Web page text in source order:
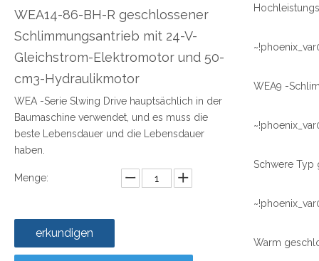
WEA14-86-BH-R geschlossener
Schlimmungsantrieb mit 24-V-
Gleichstrom-Elektromotor und 50-
cm3-Hydraulikmotor
WEA -Serie Slwing Drive hauptsächlich in der
Baumaschine verwendet, und es muss die
beste Lebensdauer und die Lebensdauer
haben.
Menge:
erkundigen